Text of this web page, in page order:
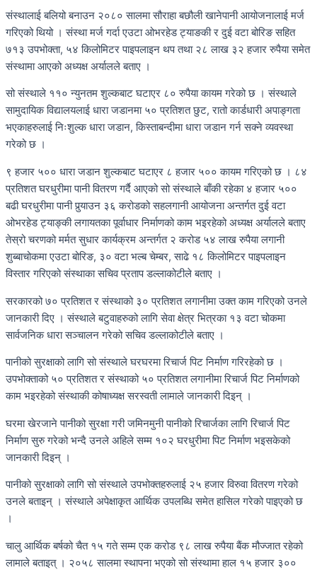
संस्थालाई बलियो बनाउन २०८० सालमा सौराहा बछौली खानेपानी आयोजनालाई मर्ज
गरिएको थियो । संस्था मर्ज गर्दा एउटा ओभरहेड ट्याङकी र दुई वटा बोरिङ सहित
७१३ उपभोक्ता, ५४ किलोमिटर पाइपलाइन थप तथा २८ लाख ३२ हजार रुपैया समेत
संस्थामा आएको अध्यक्ष अर्यालले बताए ।
सो संस्थाले ११० न्युनतम शुल्कबाट घटाएर ८० रुपैया कायम गरेको छ । संस्थाले
सामुदायिक विद्यालयलाई धारा जडानमा ५० प्रतिशत छुट, रातो कार्डधारी अपाङ्गता
भएकाहरुलाई निःशुल्क धारा जडान, किस्ताबन्दीमा धारा जडान गर्न सक्ने व्यवस्था
गरेको छ ।
९ हजार ५०० धारा जडान शुल्कबाट घटाएर ८ हजार ५०० कायम गरिएको छ । ८४
प्रतिशत घरधुरीमा पानी वितरण गर्दै आएको सो संस्थाले बाँकी रहेका ४ हजार ५००
बढी घरधुरीमा पानी पुर्‍याउन ३६ करोडको सहलगानी आयोजना अन्तर्गत दुई वटा
ओभरहेड ट्याङ्की लगायतका पूर्वाधार निर्माणको काम भइरहेको अध्यक्ष अर्यालले बताए
तेस्रो चरणको मर्मत सुधार कार्यक्रम अन्तर्गत २ करोड ५४ लाख रुपैया लगानी
शुब्बाचोकमा एउटा बोरिङ, ३० वटा भल्ब चेम्बर, साढे १८ किलोमिटर पाइपलाइन
विस्तार गरिएको संस्थाका सचिव प्रताप डल्लाकोटीले बताए ।
सरकारको ७० प्रतिशत र संस्थाको ३० प्रतिशत लगानीमा उक्त काम गरिएको उनले
जानकारी दिए । संस्थाले बटुवाहरुको लागि सेवा क्षेत्र भित्रका १३ वटा चोकमा
सार्वजनिक धारा सञ्चालन गरेको सचिव डल्लाकोटीले बताए ।
पानीको सुरक्षाको लागि सो संस्थाले घरघरमा रिचार्ज पिट निर्माण गरिरहेको छ ।
उपभोक्ताको ५० प्रतिशत र संस्थाको ५० प्रतिशत लगानीमा रिचार्ज पिट निर्माणको
काम भइरहेको संस्थाकी कोषाध्यक्ष सरस्वती लामाले जानकारी दिइन् ।
घरमा खेरजाने पानीको सुरक्षा गरी जमिनमुनी पानीको रिचार्जका लागि रिचार्ज पिट
निर्माण सुरु गरेको भन्दै उनले अहिले सम्म १०२ घरधुरीमा पिट निर्माण भइसकेको
जानकारी दिइन् ।
पानीको सुरक्षाको लागि सो संस्थाले उपभोक्तहरुलाई २५ हजार विरुवा वितरण गरेको
उनले बताइन् । संस्थाले अपेक्षाकृत आर्थिक उपलब्धि समेत हासिल गरेको पाइएको छ
।
चालु आर्थिक बर्षको चैत १५ गते सम्म एक करोड ९८ लाख रुपैया बैंक मौज्जात रहेको
लामाले बताइत् । २०५८ सालमा स्थापना भएको सो संस्थामा हाल १५ हजार ३००